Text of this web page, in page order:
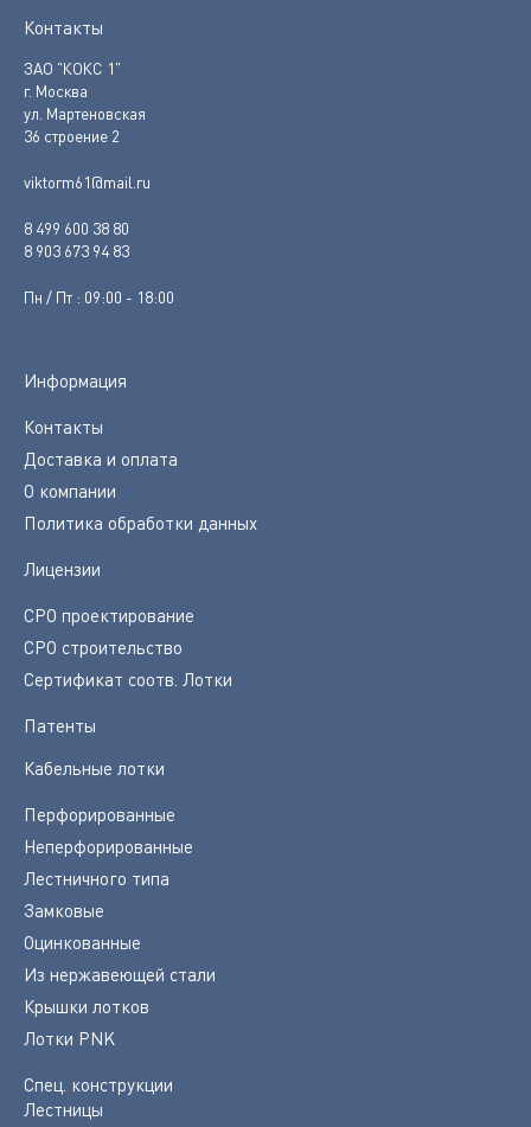
Контакты
ЗАО "КОКС 1"
г. Москва
ул. Мартеновская
36 строение 2
viktorm61@mail.ru
8 499 600 38 80
8 903 673 94 83
Пн / Пт : 09:00 - 18:00
Информация
Контакты
Доставка и оплата
О компании
Политика обработки данных
Лицензии
СРО проектирование
СРО строительство
Сертификат соотв. Лотки
Патенты
Кабельные лотки
Перфорированные
Неперфорированные
Лестничного типа
Замковые
Оцинкованные
Из нержавеющей стали
Крышки лотков
Лотки PNK
Спец. конструкции
Лестницы